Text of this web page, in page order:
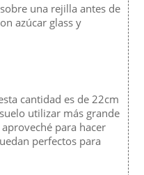
una rejilla antes de
azúcar glass y
cantidad es de 22cm
utilizar más grande
para hacer
perfectos para